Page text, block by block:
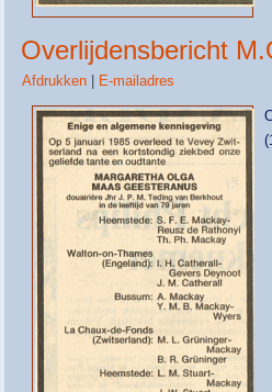
Overlijdensbericht
Afdrukken E-mailadres